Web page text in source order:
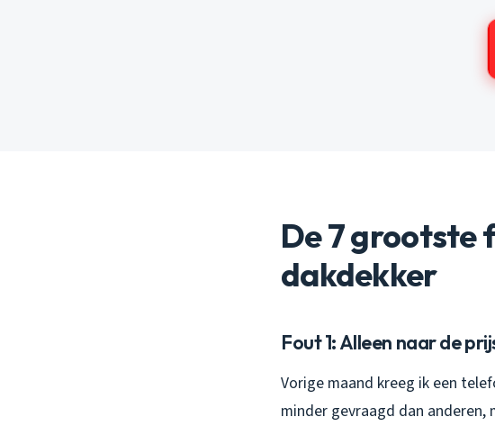
De 7 grootste
dakdekker
Fout 1: Alleen naar de
Vorige maand kreeg ik een
minder gevraagd dan anderen,